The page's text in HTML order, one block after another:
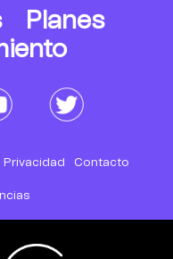
Planes
Privacidad Contacto